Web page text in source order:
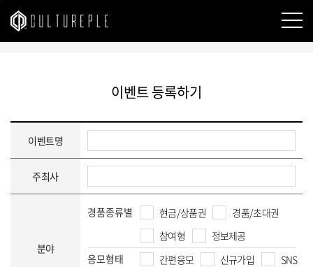
본문바로가기
이벤트 등록하기
이벤트명
주최사
분야
경품종류별 현금/상품권
경품/초대권
참여형
정보제공
응모형태
간편응모 신규가입
SNS